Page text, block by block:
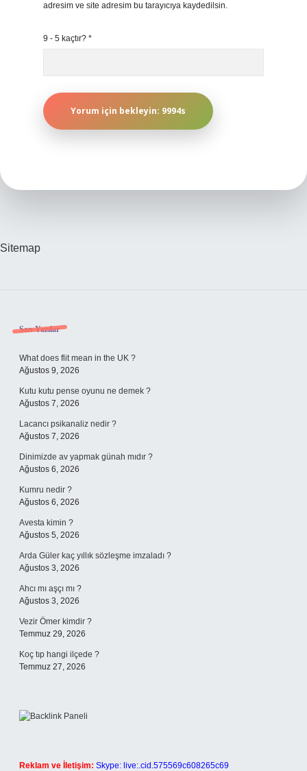
adresim ve site adresim bu tarayıcıya kaydedilsin.
9 - 5 kaçtır? *
Sitemap
Sidebar
Son Yazılar
What does flit mean in the UK ?
Ağustos 9, 2026
Kutu kutu pense oyunu ne demek ?
Ağustos 7, 2026
Lacancı psikanaliz nedir ?
Ağustos 7, 2026
Dinimizde av yapmak günah mıdır ?
Ağustos 6, 2026
Kumru nedir ?
Ağustos 6, 2026
Avesta kimin ?
Ağustos 5, 2026
Arda Güler kaç yıllık sözleşme imzaladı ?
Ağustos 3, 2026
Ahcı mı aşçı mı ?
Ağustos 3, 2026
Vezir Ömer kimdir ?
Temmuz 29, 2026
Koç tıp hangi ilçede ?
Temmuz 27, 2026
Reklam ve İletişim: Skype: live:.cid.575569c608265c69